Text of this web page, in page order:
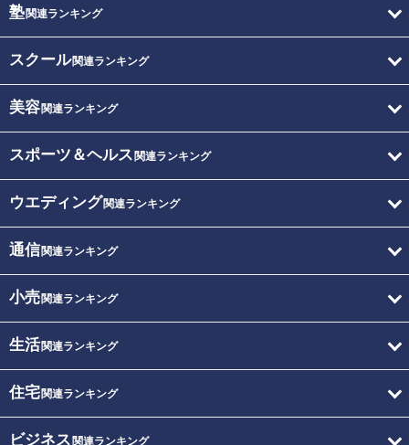
塾関連ランキング
スクール関連ランキング
美容関連ランキング
スポーツ＆ヘルス 関連ランキング
ウエディング関連ランキング
通信関連ランキング
小売関連ランキング
生活関連ランキング
住宅関連ランキング
ビジネス 関連ランキング